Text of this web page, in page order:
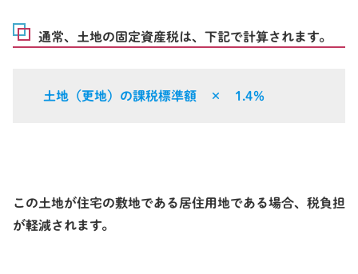
通常、土地の固定資産税は、下記で計算されます。
土地（更地）の課税標準額 × 1.4％
この土地が住宅の敷地である居住用地である場合、税負担
が軽減されます。